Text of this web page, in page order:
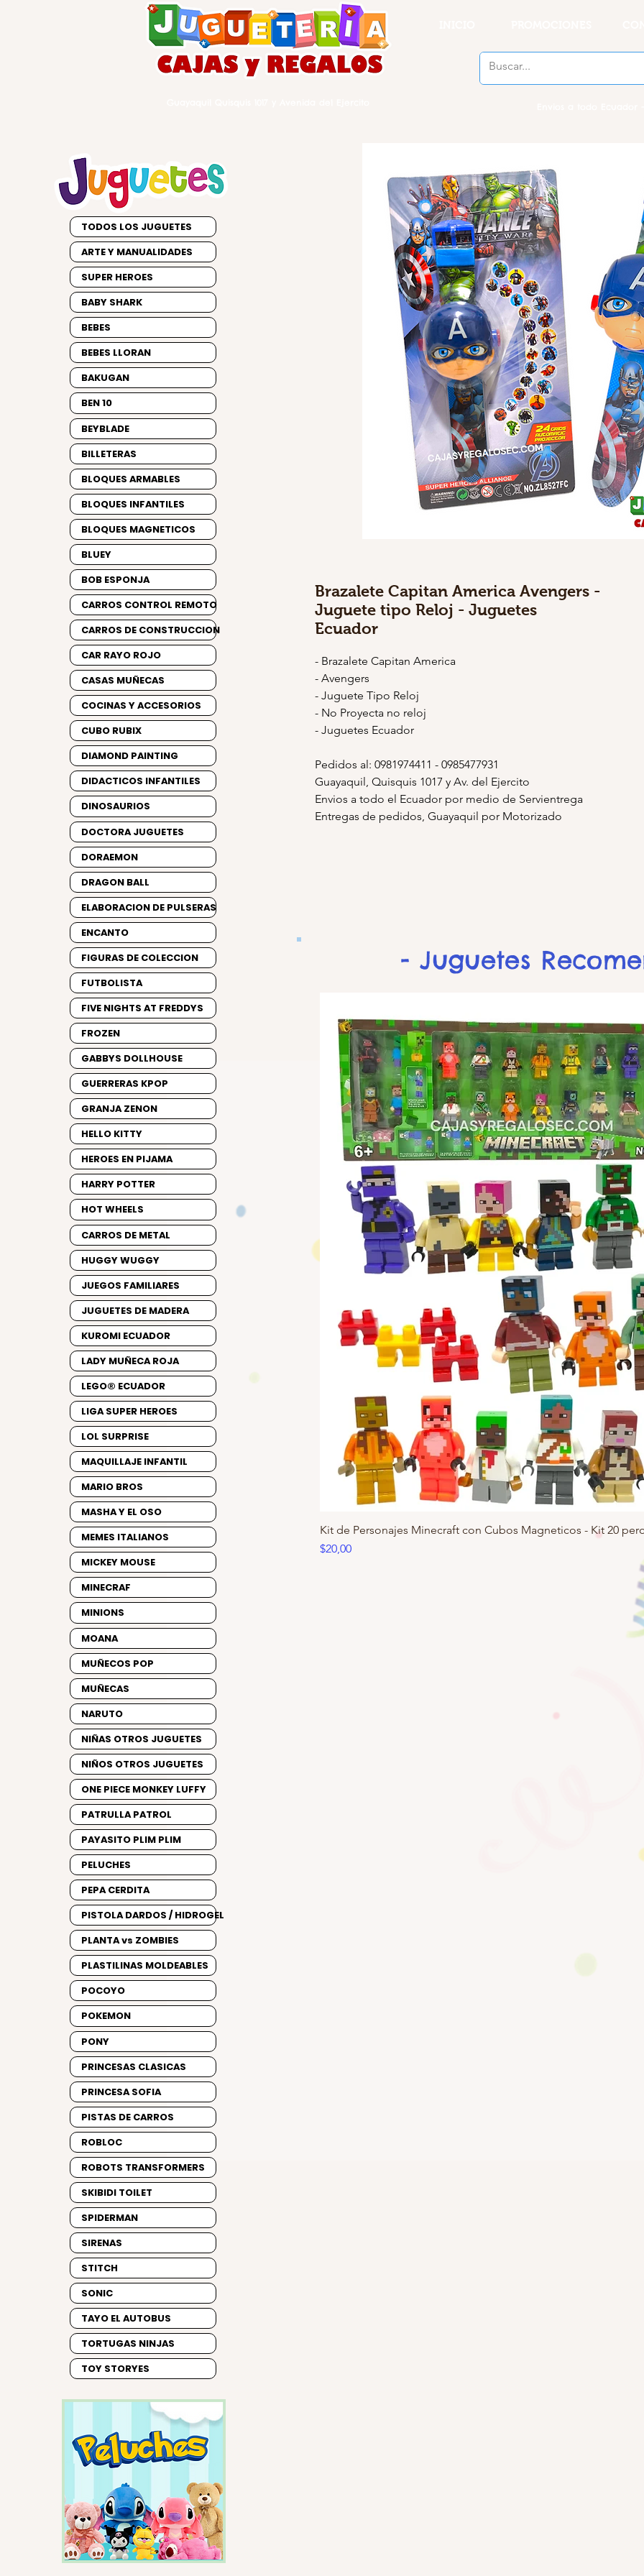
Brazalete Capitan America Avengers -
Juguete tipo Reloj - Juguetes
Ecuador
- Brazalete Capitan America
- Avengers
- Juguete Tipo Reloj
- No Proyecta no reloj
- Juguetes Ecuador
Pedidos al: 0981974411 - 0985477931
Guayaquil, Quisquis 1017 y Av. del Ejercito
Envios a todo el Ecuador por medio de Servientrega
Entregas de pedidos, Guayaquil por Motorizado
Kit de Personajes Minecraft con Cubos Magneticos - Kit 20
Precio
$20,00
- Juguetes
TODOS LOS JUGUETES
ARTE Y MANUALIDADES
SUPER HEROES
BABY SHARK
BEBES
BEBES LLORAN
BAKUGAN
BEN 10
BEYBLADE
BILLETERAS
BLOQUES ARMABLES
BLOQUES INFANTILES
BLOQUES MAGNETICOS
BLUEY
BOB ESPONJA
CARROS CONTROL REMOTO
CARROS DE CONSTRUCCION
CAR RAYO ROJO
CASAS MUÑECAS
COCINAS Y ACCESORIOS
CUBO RUBIX
DIAMOND PAINTING
DIDACTICOS INFANTILES
DINOSAURIOS
DOCTORA JUGUETES
DORAEMON
DRAGON BALL
ELABORACION DE PULSERAS
ENCANTO
FIGURAS DE COLECCION
FUTBOLISTA
FIVE NIGHTS AT FREDDYS
FROZEN
GABBYS DOLLHOUSE
GUERRERAS KPOP
GRANJA ZENON
HELLO KITTY
HEROES EN PIJAMA
HARRY POTTER
HOT WHEELS
CARROS DE METAL
HUGGY WUGGY
JUEGOS FAMILIARES
JUGUETES DE MADERA
KUROMI ECUADOR
LADY MUÑECA ROJA
LEGO® ECUADOR
LIGA SUPER HEROES
LOL SURPRISE
MAQUILLAJE INFANTIL
MARIO BROS
MASHA Y EL OSO
MEMES ITALIANOS
MICKEY MOUSE
MINECRAF
MINIONS
MOANA
MUÑECOS POP
MUÑECAS
NARUTO
NIÑAS OTROS JUGUETES
NIÑOS OTROS JUGUETES
ONE PIECE MONKEY LUFFY
PATRULLA PATROL
PAYASITO PLIM PLIM
PELUCHES
PEPA CERDITA
PISTOLA DARDOS / HIDROGEL
PLANTA vs ZOMBIES
PLASTILINAS MOLDEABLES
POCOYO
POKEMON
PONY
PRINCESAS CLASICAS
PRINCESA SOFIA
PISTAS DE CARROS
ROBLOC
ROBOTS TRANSFORMERS
SKIBIDI TOILET
SPIDERMAN
SIRENAS
STITCH
SONIC
TAYO EL AUTOBUS
TORTUGAS NINJAS
TOY STORYES